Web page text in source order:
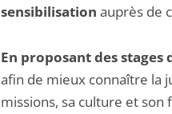
sensibilisation auprès de
En proposant des stages
afin de mieux connaître la
missions, sa culture et